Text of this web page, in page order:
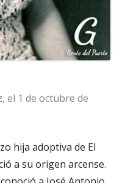
el 1 de octubre de
hija adoptiva de El
a su origen arcense.